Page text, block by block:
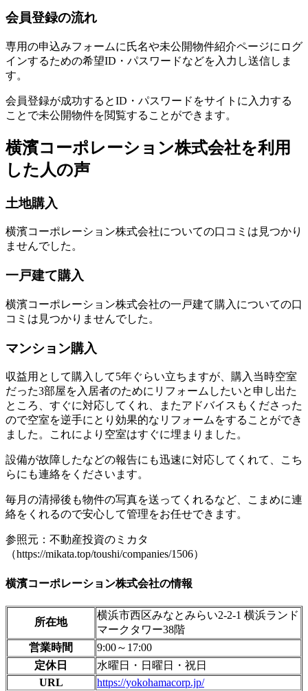
会員登録の流れ
専用の申込みフォームに氏名や未公開物件紹介ページにログ
インするための希望ID・パスワードなどを入力し送信しま
す。
会員登録が成功するとID・パスワードをサイトに入力する
ことで未公開物件を閲覧することができます。
横濱コーポレーション株式会社を利用
した人の声
土地購入
横濱コーポレーション株式会社についての口コミは見つかり
ませんでした。
一戸建て購入
横濱コーポレーション株式会社の一戸建て購入についての口
コミは見つかりませんでした。
マンション購入
収益用として購入して5年ぐらい立ちますが、購入当時空室
だった3部屋を入居者のためにリフォームしたいと申し出た
ところ、すぐに対応してくれ、またアドバイスもくださった
ので空室を逆手にとり効果的なリフォームをすることができ
ました。これにより空室はすぐに埋まりました。
設備が故障したなどの報告にも迅速に対応してくれて、こち
らにも連絡をくださいます。
毎月の清掃後も物件の写真を送ってくれるなど、こまめに連
絡をくれるので安心して管理をお任せできます。
参照元：不動産投資のミカタ
（https://mikata.top/toushi/companies/1506）
横濱コーポレーション株式会社の情報
所在地
横浜市西区みなとみらい2-2-1 横浜ランド
マークタワー38階
営業時間
9:00～17:00
定休日
水曜日・日曜日・祝日
URL
https://yokohamacorp.jp/